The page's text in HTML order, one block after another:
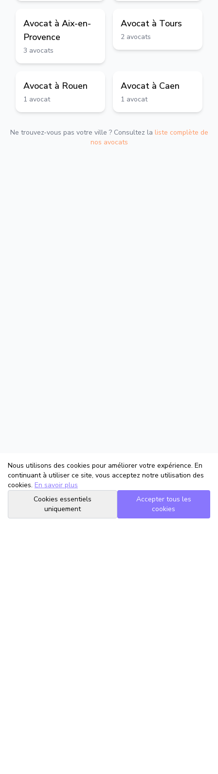
Avocat à Aix-en-
Provence
3 avocats
Avocat à Tours
2 avocats
Avocat à Rouen
1 avocat
Avocat à Caen
1 avocat
Ne trouvez-vous pas votre ville ? Consultez la liste complète de
nos avocats
Nous utilisons des cookies pour améliorer votre expérience. En
continuant à utiliser ce site, vous acceptez notre utilisation des
cookies. En savoir plus
Cookies essentiels
uniquement
Accepter tous les
cookies